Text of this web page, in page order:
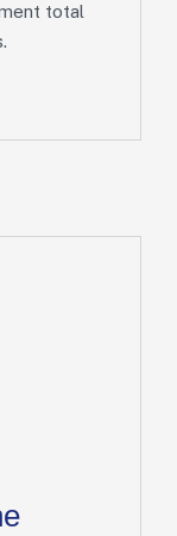
total